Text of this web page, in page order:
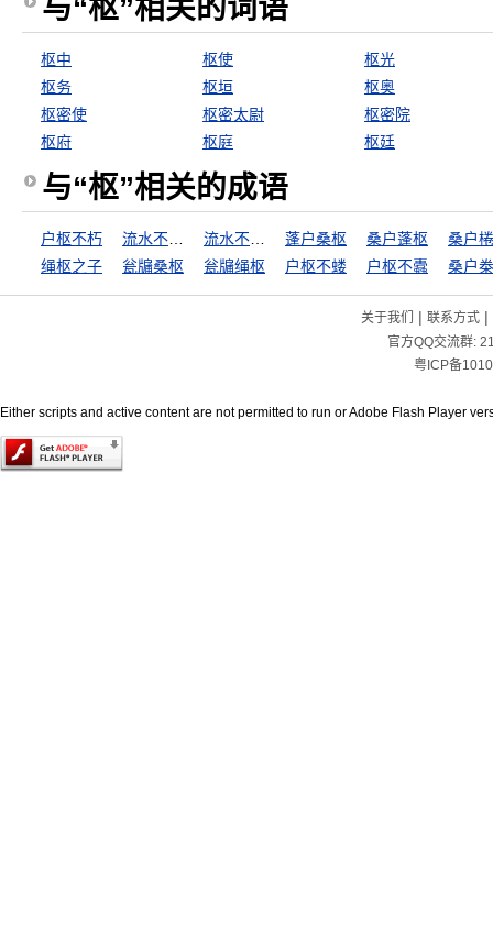
与“枢”相关的词语
枢中 枢使
枢光
枢务
枢垣
枢奥
枢密使
枢密太尉
枢密院
枢府
枢庭 枢廷
与“枢”相关的成语
户枢不朽 蓬户桑枢 桑户蓬枢
桑户
绳枢之子
瓮牖桑枢 瓮牖绳枢 户枢不蝼 户枢不蠹 桑户
关于我们 | 联系方式|
官方QQ交流群:
粤ICP备
Either scripts and active content are not permitted to run or Adobe Flash Player